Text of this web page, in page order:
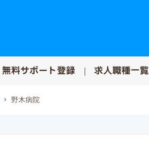
無料サポート登録 求人職種一覧
野木病院